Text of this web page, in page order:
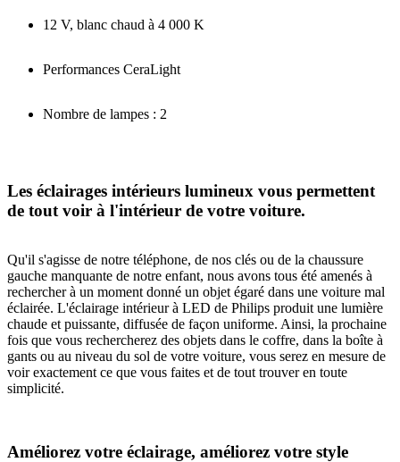
12 V, blanc chaud à 4 000 K
Performances CeraLight
Nombre de lampes : 2
Les éclairages intérieurs lumineux vous permettent
de tout voir à l'intérieur de votre voiture.
Qu'il s'agisse de notre téléphone, de nos clés ou de la chaussure
gauche manquante de notre enfant, nous avons tous été amenés à
rechercher à un moment donné un objet égaré dans une voiture mal
éclairée. L'éclairage intérieur à LED de Philips produit une lumière
chaude et puissante, diffusée de façon uniforme. Ainsi, la prochaine
fois que vous rechercherez des objets dans le coffre, dans la boîte à
gants ou au niveau du sol de votre voiture, vous serez en mesure de
voir exactement ce que vous faites et de tout trouver en toute
simplicité.
Améliorez votre éclairage, améliorez votre style